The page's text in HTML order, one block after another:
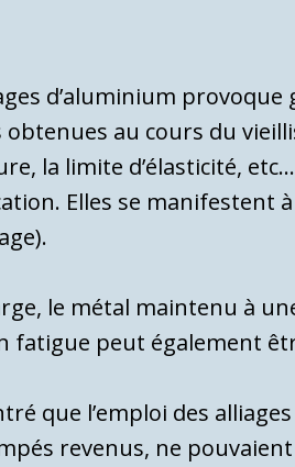
d’aluminium provoque
au cours du
la limite d’élas­ticité,
Elles se mani­festent
le métal maintenu à
fatigue peut également
que l’emploi des
revenus, ne